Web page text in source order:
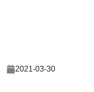
2021-03-30